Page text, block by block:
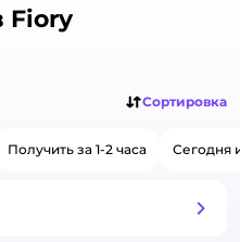
Fiory
Сортировка
Получить за 1-2 часа Сегодня